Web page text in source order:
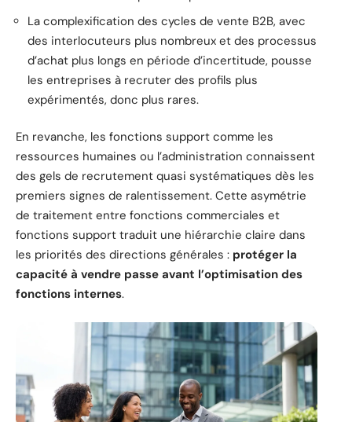
La complexification des cycles de vente B2B, avec
des interlocuteurs plus nombreux et des processus
d’achat plus longs en période d’incertitude, pousse
les entreprises à recruter des profils plus
expérimentés, donc plus rares.
En revanche, les fonctions support comme les
ressources humaines ou l’administration connaissent
des gels de recrutement quasi systématiques dès les
premiers signes de ralentissement. Cette asymétrie
de traitement entre fonctions commerciales et
fonctions support traduit une hiérarchie claire dans
les priorités des directions générales : protéger la
capacité à vendre passe avant l’optimisation des
fonctions internes.